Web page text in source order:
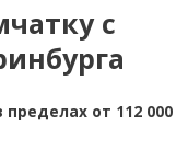
с
от 112 000